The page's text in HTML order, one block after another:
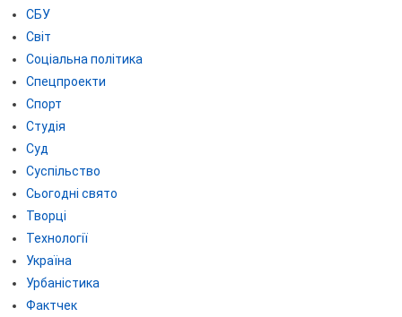
СБУ
Світ
Соціальна політика
Спецпроекти
Спорт
Студія
Суд
Суспільство
Сьогодні свято
Творці
Технології
Україна
Урбаністика
Фактчек